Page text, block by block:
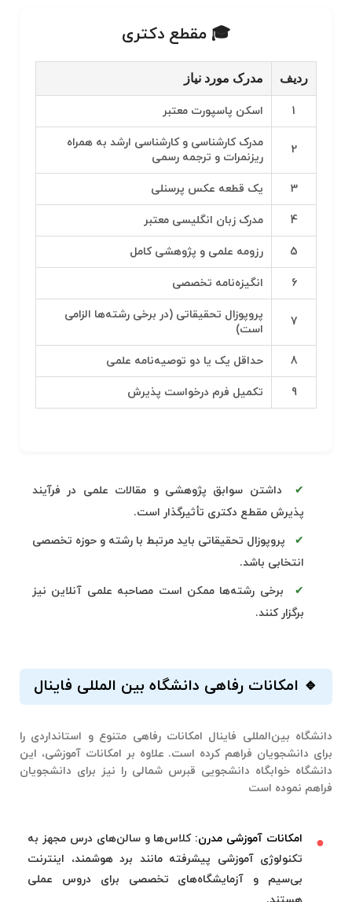
🎓 مقطع دکتری
ردیف مدرک مورد نیاز
1 اسکن پاسپورت معتبر
2
مدرک کارشناسی و کارشناسی ارشد به همراه
ریزنمرات و ترجمه رسمی
3 یک قطعه عکس پرسنلی
4 مدرک زبان انگلیسی معتبر
5 رزومه علمی و پژوهشی کامل
6 انگیزه‌نامه تخصصی
7
پروپوزال تحقیقاتی (در برخی رشته‌ها الزامی
است)
8 حداقل یک یا دو توصیه‌نامه علمی
9 تکمیل فرم درخواست پذیرش
داشتن سوابق پژوهشی و مقالات علمی در فرآیند
پذیرش مقطع دکتری تأثیرگذار است.
پروپوزال تحقیقاتی باید مرتبط با رشته و حوزه تخصصی
انتخابی باشد.
برخی رشته‌ها ممکن است مصاحبه علمی آنلاین نیز
برگزار کنند.
🔹 امکانات رفاهی دانشگاه بین المللی فاینال
دانشگاه بین‌المللی فاینال امکانات رفاهی متنوع و استانداردی را
برای دانشجویان فراهم کرده است. علاوه بر امکانات آموزشی، این
دانشگاه خوابگاه دانشجویی قبرس شمالی را نیز برای دانشجویان
فراهم نموده است
امکانات آموزشی مدرن: کلاس‌ها و سالن‌های درس مجهز به
تکنولوژی آموزشی پیشرفته مانند برد هوشمند، اینترنت
بی‌سیم و آزمایشگاه‌های تخصصی برای دروس عملی